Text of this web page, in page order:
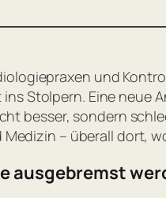
und
Stolpern. Eine neue
besser, sondern
– überall dort,
ausgebremst